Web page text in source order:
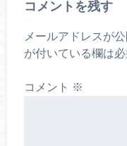
コメントを残す
メールアドレスが
が付いている欄は
コメント ※